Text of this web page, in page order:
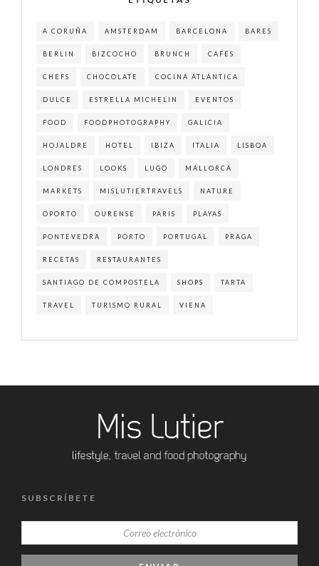
A CORUÑA AMSTERDAM BARCELONA BARES
BERLIN BIZCOCHO BRUNCH CAFÉS
CHEFS CHOCOLATE COCINA ATLÁNTICA
DULCE ESTRELLA MICHELIN EVENTOS
FOOD FOODPHOTOGRAPHY GALICIA
HOJALDRE HOTEL IBIZA ITALIA LISBOA
LONDRES LOOKS LUGO MALLORCA
MARKETS MISLUTIERTRAVELS NATURE
OPORTO OURENSE PARIS PLAYAS
PONTEVEDRA PORTO PORTUGAL PRAGA
RECETAS RESTAURANTES
SANTIAGO DE COMPOSTELA SHOPS TARTA
TRAVEL TURISMO RURAL VIENA
SUBSCRÍBETE